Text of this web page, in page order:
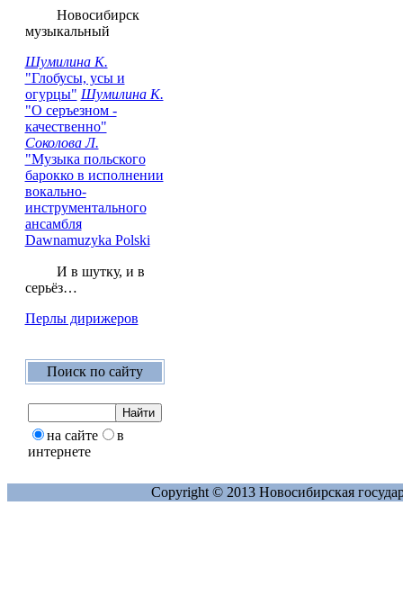
Новосибирск
музыкальный
Шумилина К.
"Глобусы, усы и
огурцы" Шумилина К.
"О серъезном -
качественно"
Соколова Л.
"Музыка польского
барокко в исполнении
вокально-
инструментального
ансамбля
Dawnamuzyka Polski
И в шутку, и в
серьёз…
Перлы дирижеров
Поиск по сайту
на сайте
в
интернете
Copyright © 2013 Новосибирская